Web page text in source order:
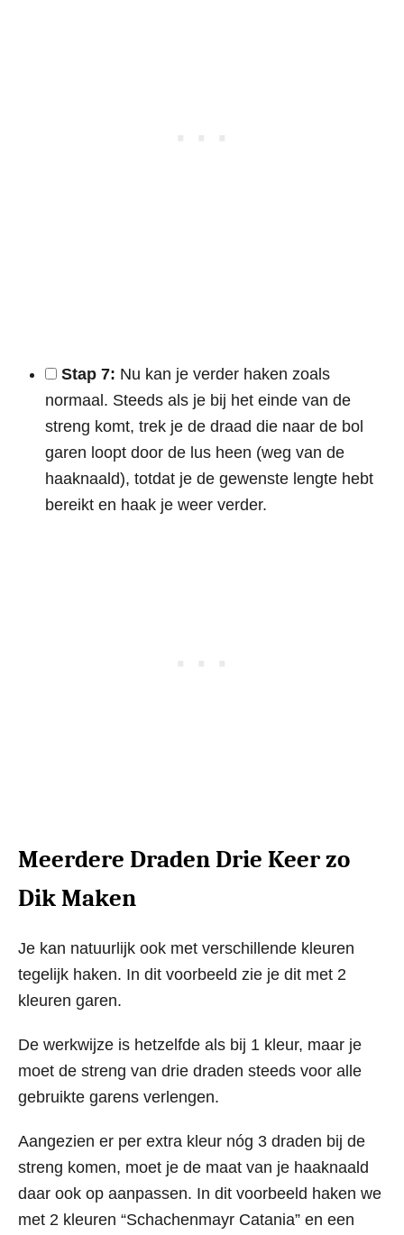
Stap 7: Nu kan je verder haken zoals
normaal. Steeds als je bij het einde van de
streng komt, trek je de draad die naar de bol
garen loopt door de lus heen (weg van de
haaknaald), totdat je de gewenste lengte hebt
bereikt en haak je weer verder.
Meerdere Draden Drie Keer zo
Dik Maken
Je kan natuurlijk ook met verschillende kleuren
tegelijk haken. In dit voorbeeld zie je dit met 2
kleuren garen.
De werkwijze is hetzelfde als bij 1 kleur, maar je
moet de streng van drie draden steeds voor alle
gebruikte garens verlengen.
Aangezien er per extra kleur nóg 3 draden bij de
streng komen, moet je de maat van je haaknaald
daar ook op aanpassen. In dit voorbeeld haken we
met 2 kleuren “Schachenmayr Catania” en een